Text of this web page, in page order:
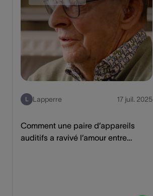
L Lapperre 17 juil. 2025
Comment une paire d’appareils
auditifs a ravivé l’amour entre